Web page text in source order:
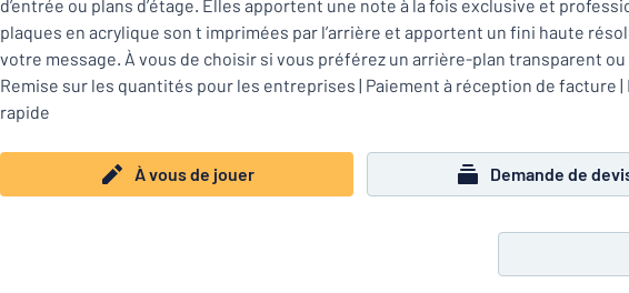
Badges
Autocollants
Plaques animaux
Plaques enfants
Lettrages adhésifs
Autocollants
Plaques magnétiques
Plaques laiton
Solide
Roll-
Matière
Porte
et
boîte
aux
lettres
Maison
et
et
d’entrée ou plans d’étage. Elles apportent une note à la fois exclusive et
plaques en acrylique son t imprimées par l’arrière et apportent un fini haute
votre message. À vous de choisir si vous préférez un arrière-plan transparent
Remise sur les quantités pour les entreprises | Paiement à réception de facture |
rapide
À vous de jouer Demande de